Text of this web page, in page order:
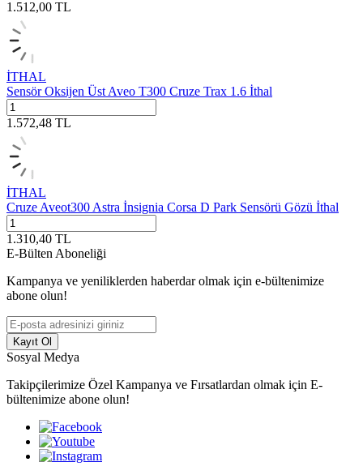
1.512,00 TL
İTHAL
Sensör Oksijen Üst Aveo T300 Cruze Trax 1.6 İthal
1.572,48 TL
İTHAL
Cruze Aveot300 Astra İnsignia Corsa D Park Sensörü Gözü İthal
1.310,40 TL
E-Bülten Aboneliği
Kampanya ve yeniliklerden haberdar olmak için e-bültenimize
abone olun!
Kayıt Ol
Sosyal Medya
Takipçilerimize Özel Kampanya ve Fırsatlardan olmak için E-
bültenimize abone olun!